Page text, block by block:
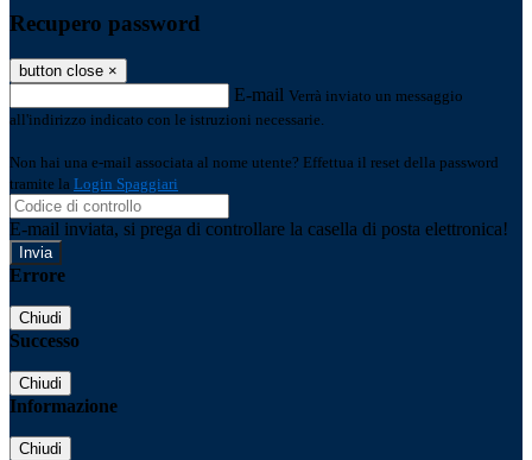
Recupero password
button close ×
E-mail Verrà inviato un messaggio
all'indirizzo indicato con le istruzioni necessarie.
Non hai una e-mail associata al nome utente? Effettua il reset della password
tramite la Login Spaggiari
E-mail inviata, si prega di controllare la casella di posta elettronica!
Errore
Chiudi
Successo
Chiudi
Informazione
Chiudi